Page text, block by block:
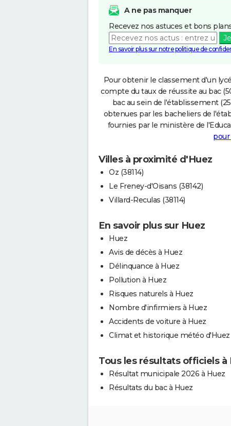
A ne pas manquer
Recevez nos astuces et bons
En savoir plus sur notre politique de
Pour obtenir le classement d'un
compte du taux de réussite au bac
bac au sein de l'établissement
obtenues par les bacheliers de
fournies par le ministère de
Villes à proximité d'Huez
Oz (38114)
Le Freney-d'Oisans (38142)
Villard-Reculas (38114)
En savoir plus sur Huez
Huez
Avis de décès à Huez
Délinquance à Huez
Pollution à Huez
Risques naturels à Huez
Nombre d'infirmiers à Huez
Accidents de voiture à Huez
Climat et historique météo d'Huez
Tous les résultats officiels à
Résultat municipale 2026 à Huez
Résultats du bac à Huez